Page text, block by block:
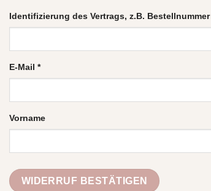
Identifizierung des Vertrags, z.B. Bestellnummer
E-Mail *
E-
Mail
Vorname
WIDERRUF BESTÄTIGEN